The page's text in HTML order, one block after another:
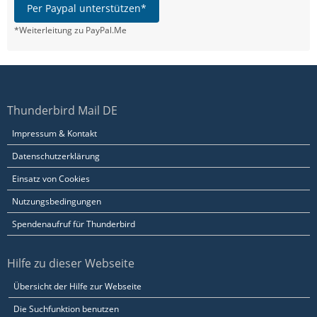
Per Paypal unterstützen*
*Weiterleitung zu PayPal.Me
Thunderbird Mail DE
Impressum & Kontakt
Datenschutzerklärung
Einsatz von Cookies
Nutzungsbedingungen
Spendenaufruf für Thunderbird
Hilfe zu dieser Webseite
Übersicht der Hilfe zur Webseite
Die Suchfunktion benutzen